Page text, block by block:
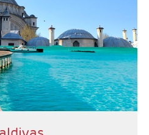
jueves y sabados
libre eleccióm en Maldivas
Superior, Semilujo y Lujo